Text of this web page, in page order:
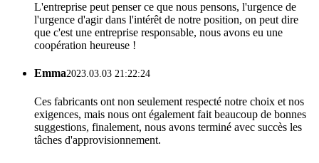
L'entreprise peut penser ce que nous pensons, l'urgence de
l'urgence d'agir dans l'intérêt de notre position, on peut dire
que c'est une entreprise responsable, nous avons eu une
coopération heureuse !
Emma2023.03.03 21:22:24
Ces fabricants ont non seulement respecté notre choix et nos
exigences, mais nous ont également fait beaucoup de bonnes
suggestions, finalement, nous avons terminé avec succès les
tâches d'approvisionnement.